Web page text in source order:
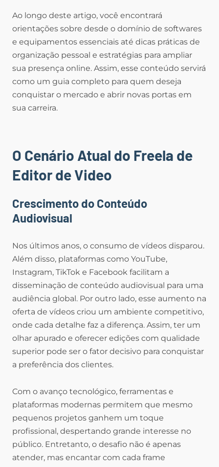
Ao longo deste artigo, você encontrará
orientações sobre desde o domínio de softwares
e equipamentos essenciais até dicas práticas de
organização pessoal e estratégias para ampliar
sua presença online. Assim, esse conteúdo servirá
como um guia completo para quem deseja
conquistar o mercado e abrir novas portas em
sua carreira.
O Cenário Atual do Freela de
Editor de Video
Crescimento do Conteúdo
Audiovisual
Nos últimos anos, o consumo de vídeos disparou.
Além disso, plataformas como YouTube,
Instagram, TikTok e Facebook facilitam a
disseminação de conteúdo audiovisual para uma
audiência global. Por outro lado, esse aumento na
oferta de vídeos criou um ambiente competitivo,
onde cada detalhe faz a diferença. Assim, ter um
olhar apurado e oferecer edições com qualidade
superior pode ser o fator decisivo para conquistar
a preferência dos clientes.
Com o avanço tecnológico, ferramentas e
plataformas modernas permitem que mesmo
pequenos projetos ganhem um toque
profissional, despertando grande interesse no
público. Entretanto, o desafio não é apenas
atender, mas encantar com cada frame